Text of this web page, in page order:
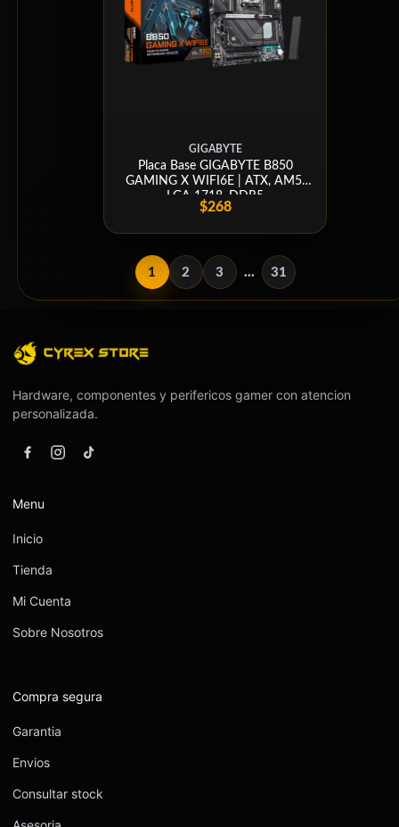
GIGABYTE
Placa Base GIGABYTE B850
GAMING X WIFI6E | ATX, AM5,
LGA 1718, DDR5
$268
1 2 3 ... 31
Hardware, componentes y perifericos gamer con atencion
personalizada.
Menu
Inicio
Tienda
Mi Cuenta
Sobre Nosotros
Compra segura
Garantia
Envios
Consultar stock